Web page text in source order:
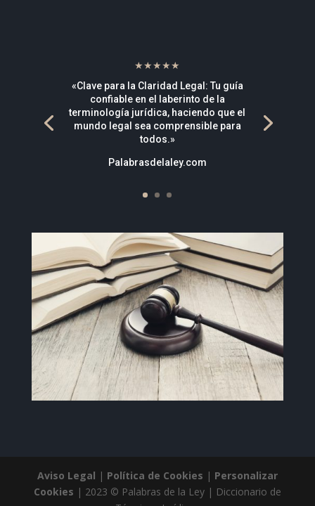
★★★★★
«Clave para la Claridad Legal: Tu guía
confiable en el laberinto de la
terminología jurídica, haciendo que el
mundo legal sea comprensible para
todos.»
Palabrasdelaley.com
Aviso Legal | Política de Cookies | Personalizar
Cookies | 2023 © Palabras de la Ley | Diccionario de